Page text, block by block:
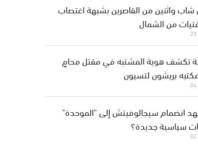
شاب واثنين من القاصرين بشبهة اغتصاب
من الشمال
تكشف هوية المشتبه في مقتل محامٍ
بريشون لتسيون
انضمام سيجالوفيتش إلى "الموحدة"
سياسية جديدة؟